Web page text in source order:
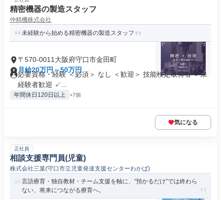
精密機器の製造スタッフ
仲精機株式会社
未経験から始める精密機器の製造スタッフ
〒570-0011大阪府守口市金田町
月給20万円～50万円
必要資格・経験 ＜必須＞ なし ＜歓迎＞ 技能検定取得者 ✓未
経験者歓迎 ✓...
年間休日120日以上 +7個
気になる
正社員
相談支援専門員(児童)
株式会社三葉(守口市立児童発達支援センターわかば)
言語療育・独自教材・チーム支援を軸に、“預かるだけ”では終わら
ない、将来につながる療育へ。